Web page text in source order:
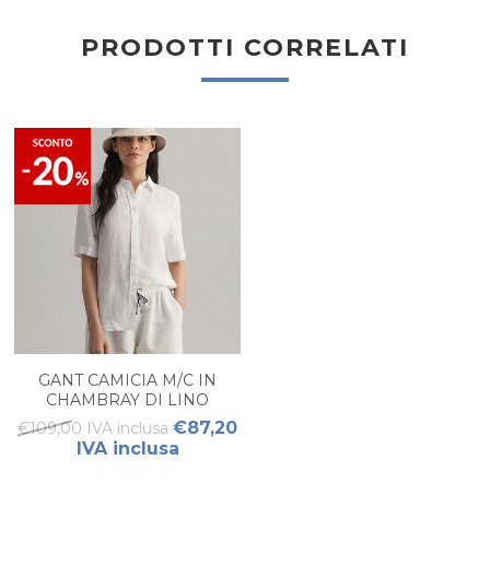
PRODOTTI CORRELATI
GANT CAMICIA M/C IN
CHAMBRAY DI LINO
DONNA
€109,00 IVA inclusa €87,20
IVA inclusa